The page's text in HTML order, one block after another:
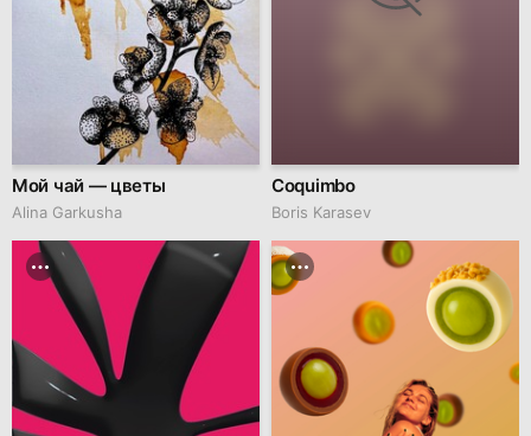
Мой чай — цветы
Alina Garkusha
Coquimbo
Boris Karasev